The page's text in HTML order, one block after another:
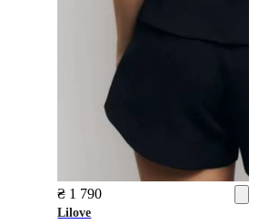
₴ 1 790
Lilove